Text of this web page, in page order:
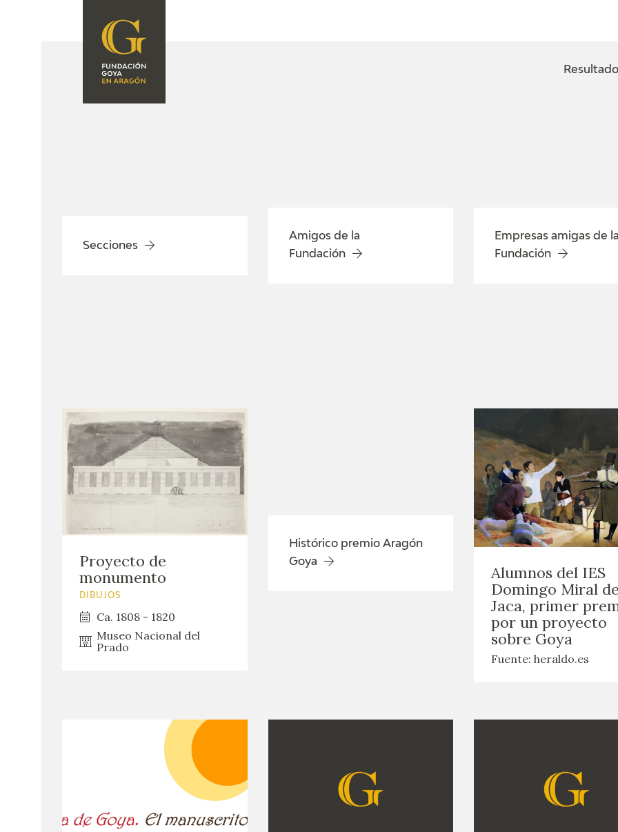
FUNDACIÓN
CONTACTO GOYA EN EL MUNDO
EDICIONES
Secciones
Amigos de la
Fundación
Empresas amigas de la
Fundación
Proyecto de
monumento
DIBUJOS
Ca. 1808 - 1820
Museo Nacional del
Prado
Histórico premio Aragón
Goya
Alumnos del IES
Domingo Miral de
Jaca, primer
por un proyecto
sobre Goya
Fuente: heraldo.es